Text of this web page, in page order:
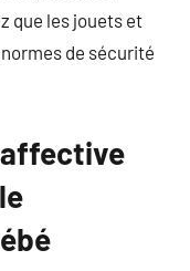
que les jouets et
de sécurité